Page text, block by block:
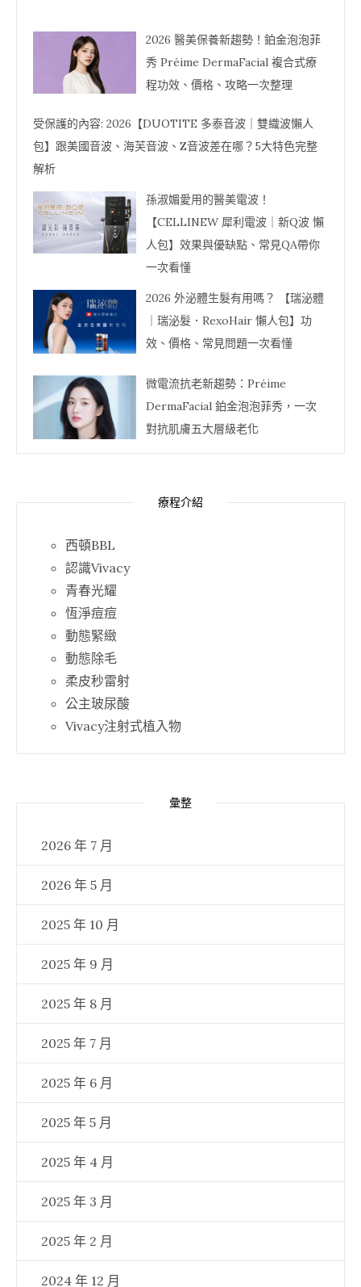
2026 醫美保養新趨勢！鉑金泡泡菲
秀 Préime DermaFacial 複合式療
程功效、價格、攻略一次整理
受保護的內容: 2026【DUOTITE 多泰音波｜雙織波懶人
包】跟美國音波、海芙音波、Z音波差在哪？5大特色完整
解析
孫淑媚愛用的醫美電波！
【CELLINEW 犀利電波｜新Q波 懶
人包】效果與優缺點、常見QA帶你
一次看懂
2026 外泌體生髮有用嗎？ 【瑞泌體
｜瑞泌髮．RexoHair 懶人包】功
效、價格、常見問題一次看懂
微電流抗老新趨勢：Préime
DermaFacial 鉑金泡泡菲秀，一次
對抗肌膚五大層級老化
療程介紹
西頓BBL
認識Vivacy
青春光耀
恆淨痘痘
動態緊緻
動態除毛
柔皮秒雷射
公主玻尿酸
Vivacy注射式植入物
彙整
2026 年 7 月
2026 年 5 月
2025 年 10 月
2025 年 9 月
2025 年 8 月
2025 年 7 月
2025 年 6 月
2025 年 5 月
2025 年 4 月
2025 年 3 月
2025 年 2 月
2024 年 12 月